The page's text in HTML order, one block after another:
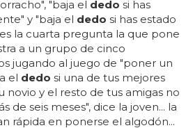
"baja el dedo si has
y "baja el dedo si has estado
la cuarta pregunta la que pone
a un grupo de cinco
jugando al juego de "poner un
el dedo si una de tus mejores
novio y el resto de tus amigas no
de seis meses", dice la joven... la
rápida en ponerse el algodón...